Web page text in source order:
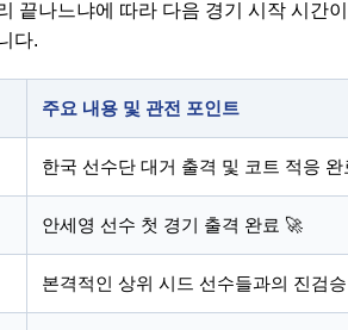
끝나느냐에 따라 다음 경기 시작 시간
다.
주요 내용 및 관전 포인트
한국 선수단 대거 출격 및 코트 적응 완
안세영 선수 첫 경기 출격 완료 🚀
본격적인 상위 시드 선수들과의 진검